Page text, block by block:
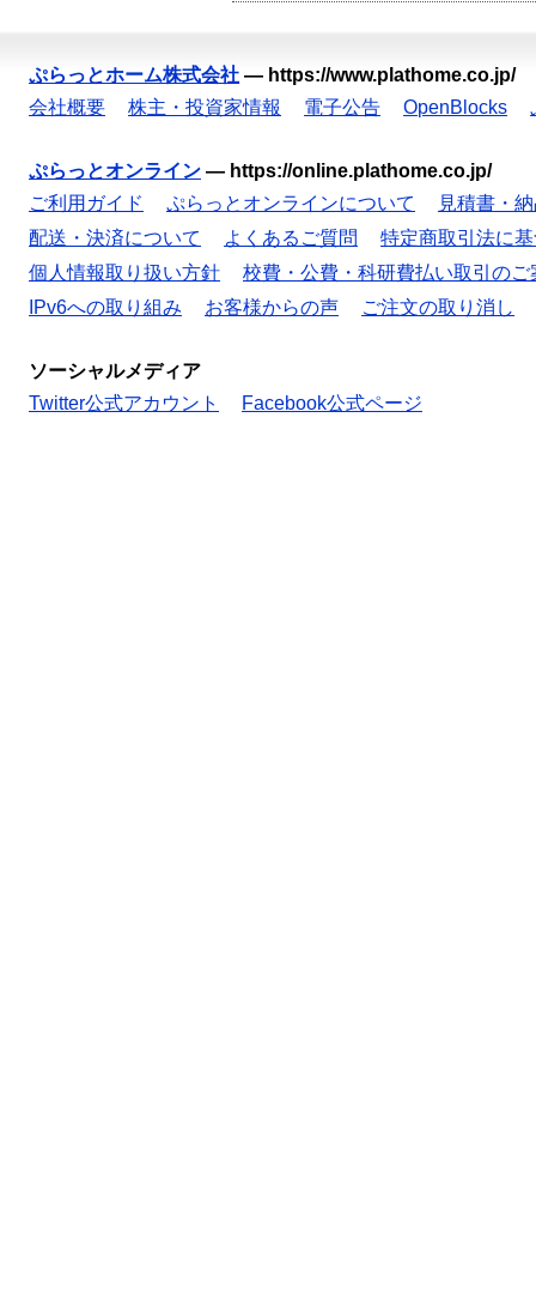
ぷらっとホーム株式会社 — https://www.plathome.co.jp/
会社概要
株主・投資家情報 電子公告 OpenBlocks
ぷらっとオンライン — https://online.plathome.co.jp/
ご利用ガイド
ぷらっとオンラインについて
見積書・
配送・決済について
よくあるご質問
特定商取引法に
個人情報取り扱い方針
校費・公費・科研費払い取引のご
IPv6への取り組み
お客様からの声 ご注文の取り消し
ソーシャルメディア
Twitter公式アカウント
Facebook公式ページ